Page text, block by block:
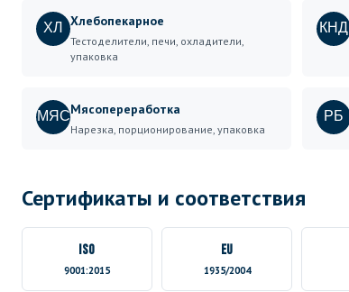
ХЛ Хлебопекарное
Тестоделители, печи, охладители,
упаковка
КНД
МЯСМясопереработка
Нарезка, порционирование, упаковка
РБ
Сертификаты и соответствия
ISO
9001:2015
EU
1935/2004